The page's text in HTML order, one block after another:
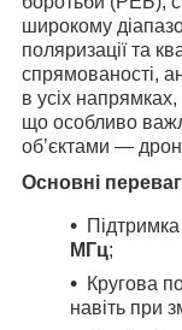
широкому
поляризації та
спрямованості,
в усіх
що особливо
об’єктами —
Основні
МГц;
Кругова
навіть при